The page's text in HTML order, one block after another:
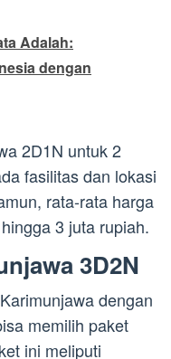
Adalah:
dengan
2D1N untuk 2
fasilitas dan lokasi
rata-rata harga
3 juta rupiah.
3D2N
dengan
memilih paket
ini meliputi